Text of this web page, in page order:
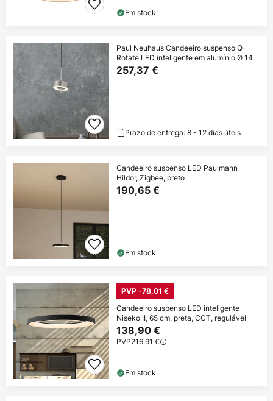
Em stock
Paul Neuhaus Candeeiro suspenso Q-
Rotate LED inteligente em alumínio Ø 14
257,37 €
Prazo de entrega: 8 - 12 dias úteis
Candeeiro suspenso LED Paulmann
Hildor, Zigbee, preto
190,65 €
Em stock
PVP -78,01 €
Candeeiro suspenso LED inteligente
Niseko II, 65 cm, preta, CCT, regulável
138,90 €
PVP216,91 €
Em stock